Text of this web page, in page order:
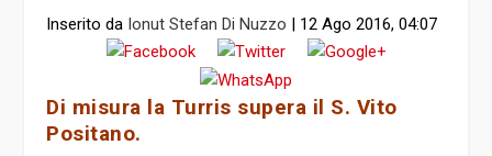
Inserito da Ionut Stefan Di Nuzzo | 12 Ago 2016, 04:07
Di misura la Turris supera il S. Vito
Positano.